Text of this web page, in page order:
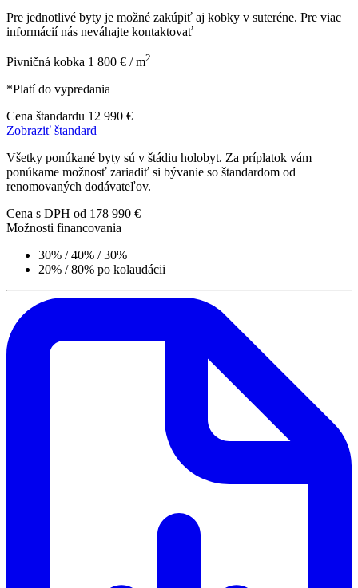
Pre jednotlivé byty je možné zakúpiť aj kobky v suteréne. Pre viac
informácií nás neváhajte kontaktovať
Pivničná kobka 1 800 € / m2
*Platí do vypredania
Cena štandardu 12 990 €
Zobraziť štandard
Všetky ponúkané byty sú v štádiu holobyt. Za príplatok vám
ponúkame možnosť zariadiť si bývanie so štandardom od
renomovaných dodávateľov.
Cena s DPH od 178 990 €
Možnosti financovania
30% / 40% / 30%
20% / 80% po kolaudácii